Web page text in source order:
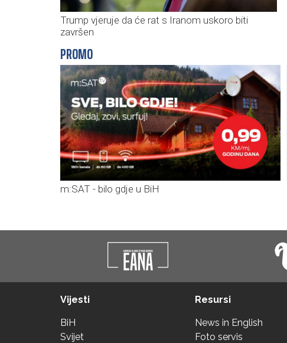
Trump vjeruje da će rat s Iranom uskoro biti
završen
PROMO
m:SAT - bilo gdje u BiH
Vijesti
BiH
Svijet
Resursi
News in English
Foto servis